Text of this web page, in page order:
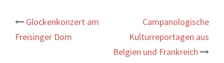
Beitrags-
Navigation
Glockenkonzert am
Freisinger Dom
Campanologische
Kulturreportagen aus
Belgien und Frankreich